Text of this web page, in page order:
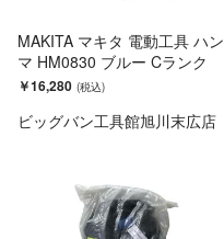
MAKITA マキタ 電動工具 ハン
マ HM0830 ブルー Cランク
￥16,280
ビッグバン工具館旭川末広店